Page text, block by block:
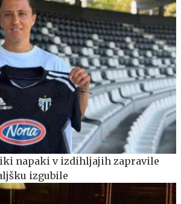
napaki v izdihljajih zapravile
izgubile